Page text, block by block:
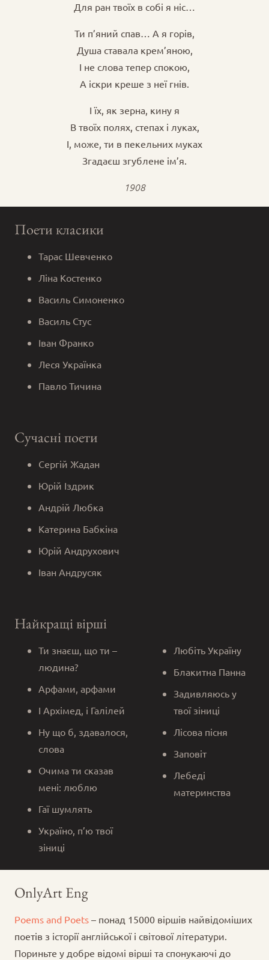
Для ран твоїх в собі я ніс…
Ти п’яний спав… А я горів,
Душа ставала крем’яною,
І не слова тепер спокою,
А іскри креше з неї гнів.
І їх, як зерна, кину я
В твоїх полях, степах і луках,
І, може, ти в пекельних муках
Згадаєш згублене ім’я.
1908
Поети класики
Тарас Шевченко
Ліна Костенко
Василь Симоненко
Василь Стус
Іван Франко
Леся Українка
Павло Тичина
Сучасні поети
Сергій Жадан
Юрій Іздрик
Андрій Любка
Катерина Бабкіна
Юрій Андрухович
Іван Андрусяк
Найкращі вірші
Ти знаєш, що ти –
людина?
Арфами, арфами
І Архімед, і Галілей
Ну що б, здавалося,
слова
Очима ти сказав
мені: люблю
Гаї шумлять
Україно, п’ю твої
зіниці
Любіть Україну
Блакитна Панна
Задивляюсь у
твої зіниці
Лісова пісня
Заповіт
Лебеді
материнства
OnlyArt Eng
Poems and Poets – понад 15000 віршів найвідоміших
поетів з історії англійської і світової літератури.
Пориньте у добре відомі вірші та спонукаючі до